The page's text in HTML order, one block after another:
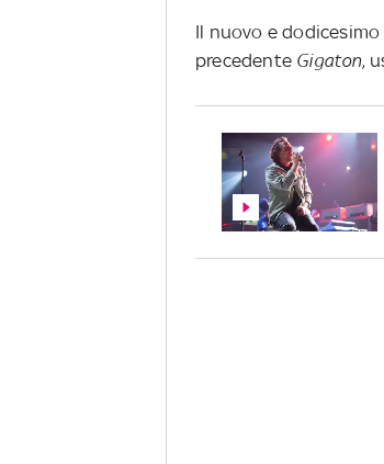
Il nuovo e
precedente Gigaton,